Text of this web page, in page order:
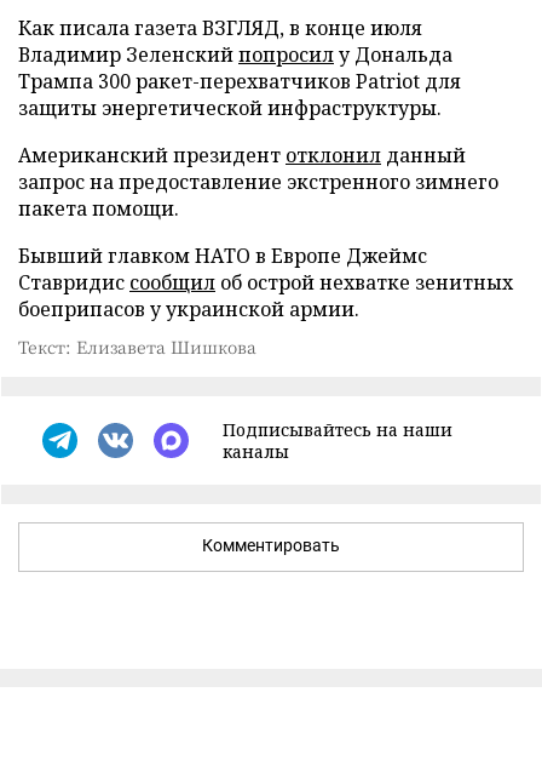
Как писала газета ВЗГЛЯД, в конце июля
Владимир Зеленскийпопросилу Дональда
Трампа 300 ракет-перехватчиков Patriot для
защиты энергетической инфраструктуры.
Американский президент отклонил данный
запрос на предоставление экстренного зимнего
пакета помощи.
Бывший главком НАТО в Европе Джеймс
Ставридис сообщил об острой нехватке зенитных
боеприпасов у украинской армии.
Текст: Елизавета Шишкова
Подписывайтесь на наши
каналы
Комментировать